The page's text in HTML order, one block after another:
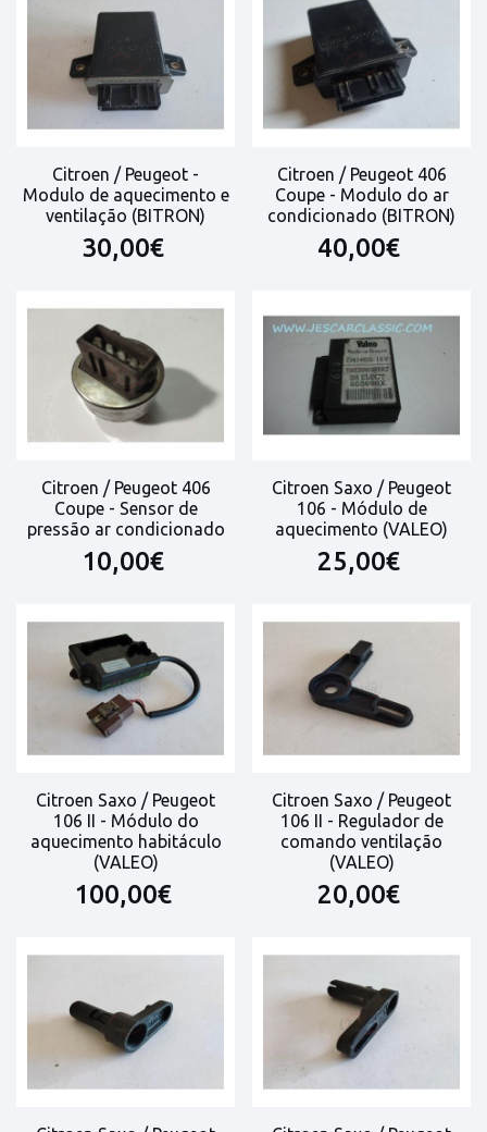
Citroen / Peugeot -
Modulo de aquecimento e
ventilação (BITRON)
30,00€
Citroen / Peugeot 406
Coupe - Modulo do ar
condicionado (BITRON)
40,00€
Citroen / Peugeot 406
Coupe - Sensor de
pressão ar condicionado
10,00€
Citroen Saxo / Peugeot
106 - Módulo de
aquecimento (VALEO)
25,00€
Citroen Saxo / Peugeot
106 II - Módulo do
aquecimento habitáculo
(VALEO)
100,00€
Citroen Saxo / Peugeot
106 II - Regulador de
comando ventilação
(VALEO)
20,00€